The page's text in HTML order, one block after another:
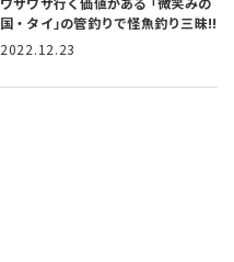
国・タイ｣の管釣りで怪魚釣り三昧!!
2022.12.23